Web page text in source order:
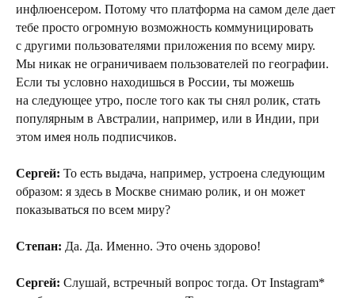
инфлюенсером. Потому что платформа на самом деле дает
тебе просто огромную возможность коммуницировать
с другими пользователями приложения по всему миру.
Мы никак не ограничиваем пользователей по географии.
Если ты условно находишься в России, ты можешь
на следующее утро, после того как ты снял ролик, стать
популярным в Австралии, например, или в Индии, при
этом имея ноль подписчиков.
Сергей: То есть выдача, например, устроена следующим
образом: я здесь в Москве снимаю ролик, и он может
показываться по всем миру?
Степан: Да. Да. Именно. Это очень здорово!
Сергей: Слушай, встречный вопрос тогда. От Instagram*